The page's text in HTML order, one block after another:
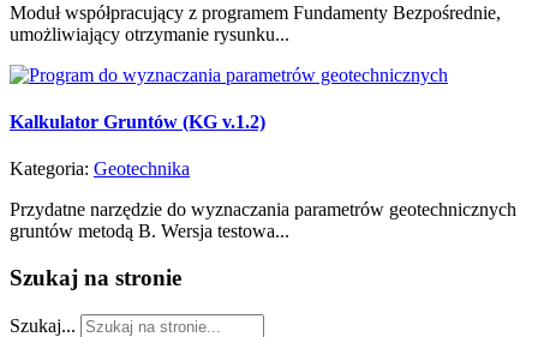
Moduł współpracujący z programem Fundamenty Bezpośrednie,
umożliwiający otrzymanie rysunku...
Kalkulator Gruntów (KG v.1.2)
Kategoria: Geotechnika
Przydatne narzędzie do wyznaczania parametrów geotechnicznych
gruntów metodą B. Wersja testowa...
Szukaj na stronie
Szukaj...